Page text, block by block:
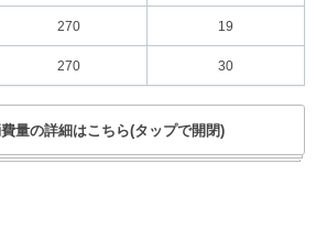
270 19
270 30
量の詳細はこちら(タップで開閉)